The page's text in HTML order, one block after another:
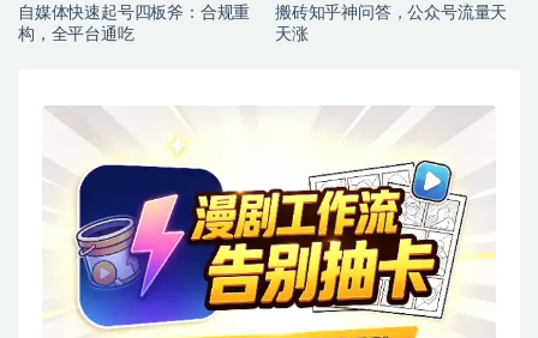
自媒体快速起号四板斧：合规重
构，全平台通吃
搬砖知乎神问答，公众号流量天
天涨